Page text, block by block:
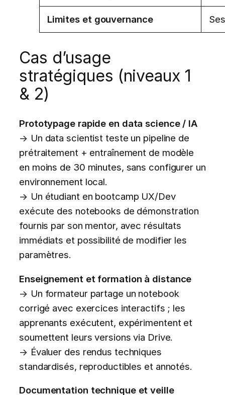
Limites et gouvernance
Cas d’usage
stratégiques (niveaux 1
& 2)
Prototypage rapide en data science / IA
→ Un data scientist teste un pipeline de
prétraitement + entraînement de modèle
en moins de 30 minutes, sans configurer un
environnement local.
→ Un étudiant en bootcamp UX/Dev
exécute des notebooks de démonstration
fournis par son mentor, avec résultats
immédiats et possibilité de modifier les
paramètres.
Enseignement et formation à distance
→ Un formateur partage un notebook
corrigé avec exercices interactifs ; les
apprenants exécutent, expérimentent et
soumettent leurs versions via Drive.
→ Évaluer des rendus techniques
standardisés, reproductibles et annotés.
Documentation technique et veille